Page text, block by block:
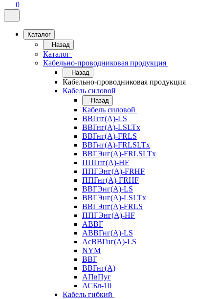
0
Каталог
Назад
Каталог
Кабельно-проводниковая продукция
Назад
Кабельно-проводниковая продукция
Кабель силовой
Назад
Кабель силовой
ВВГнг(А)-LS
ВВГнг(А)-LSLTx
ВВГнг(А)-FRLS
ВВГнг(А)-FRLSLTx
ВВГЭнг(А)-FRLSLTx
ППГнг(А)-HF
ППГЭнг(А)-FRHF
ППГнг(А)-FRHF
ВВГЭнг(А)-LS
ВВГЭнг(А)-LSLTx
ВВГЭнг(А)-FRLS
ППГЭнг(А)-HF
АВВГ
АВВГнг(А)-LS
АсВВГнг(А)-LS
NYM
ВВГ
ВВГнг(А)
АПвПуг
АСБл-10
Кабель гибкий